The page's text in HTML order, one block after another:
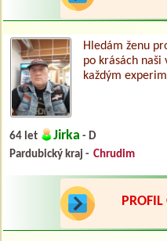
Hledám ženu
po krásách naši
každým
64 let Jirka - D
Pardubický kraj - Chrudim